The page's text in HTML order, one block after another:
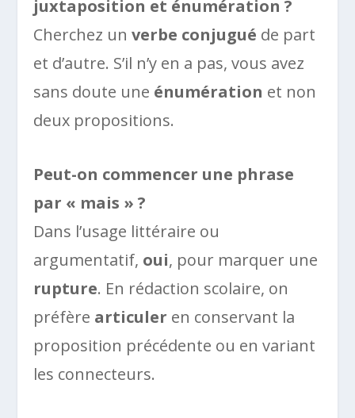
juxtaposition et énumération ?
Cherchez unverbe conjugué de part
et d’autre. S’il n’y en a pas, vous avez
sans doute une énumération et non
deux propositions.
Peut-on commencer une phrase
par « mais » ?
Dans l’usage littéraire ou
argumentatif, oui, pour marquer une
rupture. En rédaction scolaire, on
préfère articuler en conservant la
proposition précédente ou en variant
les connecteurs.